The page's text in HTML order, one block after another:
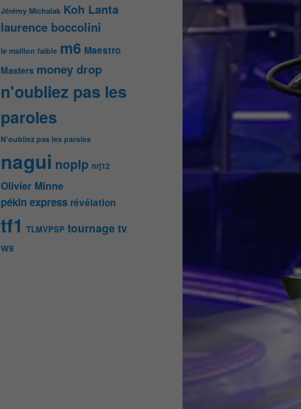
Jérémy Michalak Koh Lanta
laurence boccolini
le maillon faible m6 Maestro
Masters money drop
n'oubliez pas les
paroles
N'oubliez pas les paroles
nagui noplp nrj12
Olivier Minne
pékin express révélation
tf1 TLMVPSP tournagetv
W9